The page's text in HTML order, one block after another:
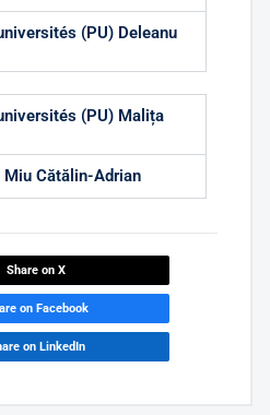
(PU) Deleanu
(PU) Malița
Miu Cătălin-Adrian
Share on X
on Facebook
on LinkedIn